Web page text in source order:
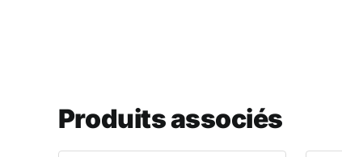
Produits associés